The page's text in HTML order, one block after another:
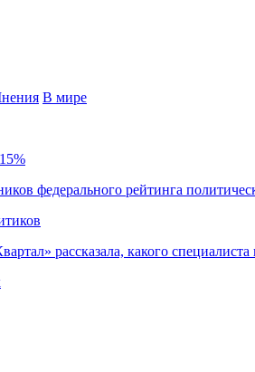
В мире
федерального рейтинга
рассказала, какого